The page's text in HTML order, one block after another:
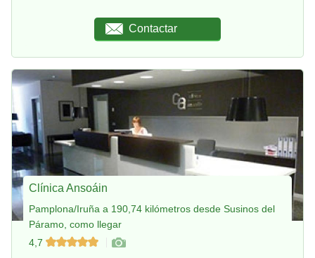
Contactar
Clínica Ansoáin
Pamplona/Iruña a 190,74 kilómetros desde Susinos del
Páramo, como llegar
4,7